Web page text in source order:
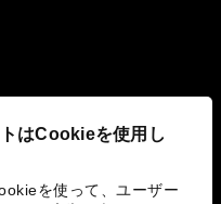
はCookieを使用し
を使って、ユーザー